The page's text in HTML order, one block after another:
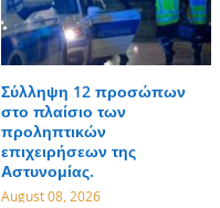
Σύλληψη 12 προσώπων
στο πλαίσιο των
προληπτικών
επιχειρήσεων της
Αστυνομίας.
August 08, 2026